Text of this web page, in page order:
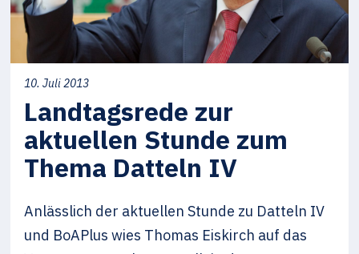
10. Juli 2013
Landtagsrede zur
aktuellen Stunde zum
Thema Datteln IV
Anlässlich der aktuellen Stunde zu Datteln IV
und BoAPlus wies Thomas Eiskirch auf das